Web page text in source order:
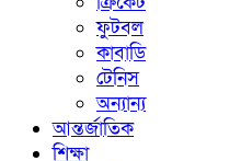
ফুটবল
কাবাডি
টেনিস
অন্যান্য
আন্তর্জাতিক
শিক্ষা